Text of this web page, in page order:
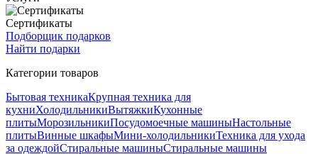
Сертификаты
Подборщик подарков
Найти подарки
Категории товаров
Бытовая техникаКрупная техника для
кухниХолодильникиВытяжкиКухонные
плитыМорозильникиПосудомоечные машиныНастольные
плитыВинные шкафыМини-холодильникиТехника для ухода
за одеждойСтиральные машиныСтиральные машины